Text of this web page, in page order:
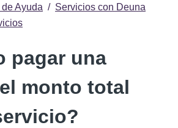
Ayuda
Servicios con Deuna
pagar una
monto total